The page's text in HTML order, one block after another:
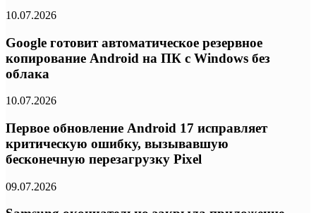
10.07.2026
Google готовит автоматическое резервное
копирование Android на ПК с Windows без
облака
10.07.2026
Первое обновление Android 17 исправляет
критическую ошибку, вызывавшую
бесконечную перезагрузку Pixel
09.07.2026